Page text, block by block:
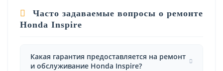
Часто задаваемые вопросы о ремонте
Honda Inspire
Какая гарантия предоставляется на ремонт
и обслуживание Honda Inspire?